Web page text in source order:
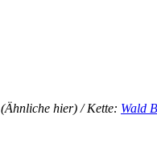
(Ähnliche hier) / Kette: Wald